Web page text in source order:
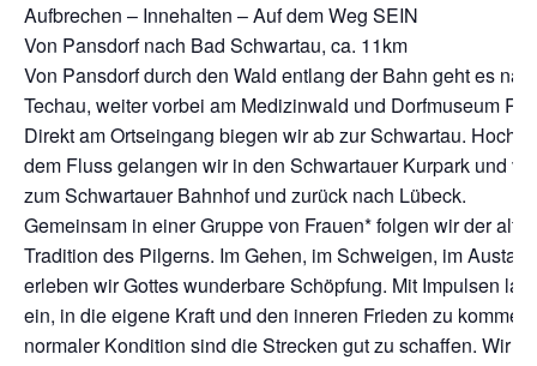
Aufbrechen – Innehalten – Auf dem Weg SEIN
Von Pansdorf nach Bad Schwartau, ca. 11km
Von Pansdorf durch den Wald entlang der Bahn geht es
Techau, weiter vorbei am Medizinwald und Dorfmuseum
Direkt am Ortseingang biegen wir ab zur Schwartau. Hoch
dem Fluss gelangen wir in den Schwartauer Kurpark und
zum Schwartauer Bahnhof und zurück nach Lübeck.
Gemeinsam in einer Gruppe von Frauen* folgen wir der alten
Tradition des Pilgerns. Im Gehen, im Schweigen, im
erleben wir Gottes wunderbare Schöpfung. Mit Impulsen
ein, in die eigene Kraft und den inneren Frieden zu
normaler Kondition sind die Strecken gut zu schaffen. Wir